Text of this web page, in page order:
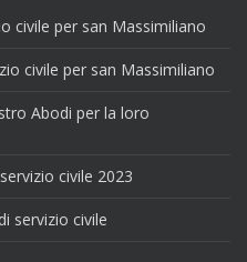
civile per san Massimiliano
civile per san Massimiliano
Abodi per la loro
civile 2023
servizio civile